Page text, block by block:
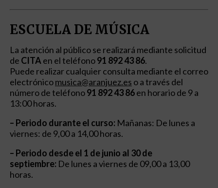
ESCUELA DE MÚSICA
La atención al público se realizará mediante solicitud
de CITA en el teléfono91 892 43 86.
Puede realizar cualquier consulta mediante el correo
electrónicomusica@aranjuez.es o a través del
número de teléfono91 892 43 86en horario de 9 a
13:00 horas.
– Periodo durante el curso: Mañanas: De lunes a
viernes: de 9,00 a 14,00 horas.
– Periodo desde el 1 de junio al 30 de
septiembre: De lunes a viernes de 09,00 a 13,00
horas.